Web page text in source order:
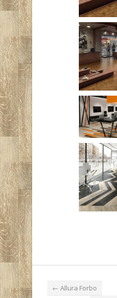
← Allura Forbo